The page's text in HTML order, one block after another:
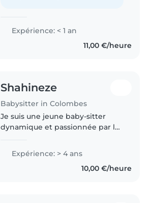
Expérience: < 1 an
11,00 €/heure
Shahineze
Babysitter in Colombes
Je suis une jeune baby-sitter
dynamique et passionnée par les
à 16 ans. Je parle français et
Expérience: > 4 ans
10,00 €/heure